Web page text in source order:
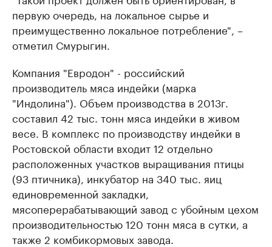
первую очередь, на локальное сырье и
преимущественно локальное потребление", –
отметил Смурыгин.
Компания "Евродон" - российский
производитель мяса индейки (марка
"Индолина"). Объем производства в 2013г.
составил 42 тыс. тонн мяса индейки в живом
весе. В комплекс по производству индейки в
Ростовской области входит 12 отдельно
расположенных участков выращивания птицы
(93 птичника), инкубатор на 340 тыс. яиц
единовременной закладки,
мясоперерабатывающий завод с убойным цехом
производительностью 120 тонн мяса в сутки, а
также 2 комбикормовых завода.